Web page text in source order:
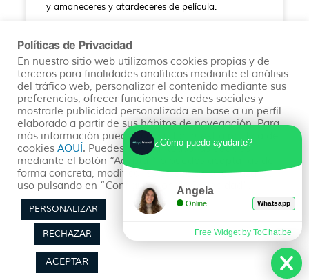
y amaneceres y atardeceres de película.
READ MORE »
27/07/2022 No hay comentarios
Sobre Nosotros
Quienes somos
(+34) 602 259 028
info@hayatravel.com
Mapa Web
Planea tu viaje
Pide tu Presupuesto
Políticas de Privacidad
En nuestro sitio web utilizamos cookies propias y de
terceros para finalidades analíticas mediante el análisis
del tráfico web, personalizar el contenido mediante sus
preferencias, ofrecer funciones de redes sociales y
mostrarle publicidad personalizada en base a un perfil
elaborado a partir de sus hábitos de navegación. Para
más información puedes consultar nuestra política de
cookies AQUÍ. Puedes aceptar todas las cookies
mediante el botón “Aceptar” o puedes aceptarlas de
forma concreta, modificar su selección o rechazar su
uso pulsando en “Configuración de Privacidad”.
PERSONALIZAR
RECHAZAR
ACEPTAR
¿Cómo puedo ayudarte?
Angela
Online Whatsapp
Free Widget by ToChat.be